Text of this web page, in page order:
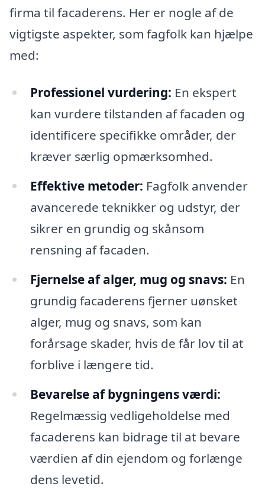
firma til facaderens. Her er nogle af de
vigtigste aspekter, som fagfolk kan hjælpe
med:
Professionel vurdering: En ekspert
kan vurdere tilstanden af facaden og
identificere specifikke områder, der
kræver særlig opmærksomhed.
Effektive metoder: Fagfolk anvender
avancerede teknikker og udstyr, der
sikrer en grundig og skånsom
rensning af facaden.
Fjernelse af alger, mug og snavs: En
grundig facaderens fjerner uønsket
alger, mug og snavs, som kan
forårsage skader, hvis de får lov til at
forblive i længere tid.
Bevarelse af bygningens værdi:
Regelmæssig vedligeholdelse med
facaderens kan bidrage til at bevare
værdien af din ejendom og forlænge
dens levetid.